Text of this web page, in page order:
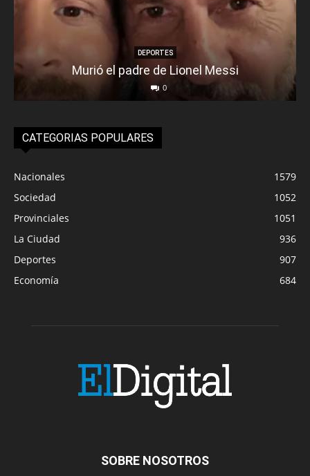
DEPORTES
Murió el padre de Lionel Messi
0
CATEGORIAS POPULARES
Nacionales
1579
Sociedad
1052
Provinciales
1051
La Ciudad
936
Deportes
907
Economía
684
SOBRE NOSOTROS